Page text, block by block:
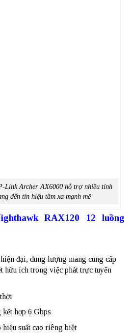
Link Archer AX6000 hỗ trợ nhiều tính
đến tín hiệu tầm xa mạnh mẽ
RAX120 12 luồng
đại, dung lượng mang cung cấp
hữu ích trong việc phát trực tuyến
hợp 6 Gbps
suất cao riêng biệt